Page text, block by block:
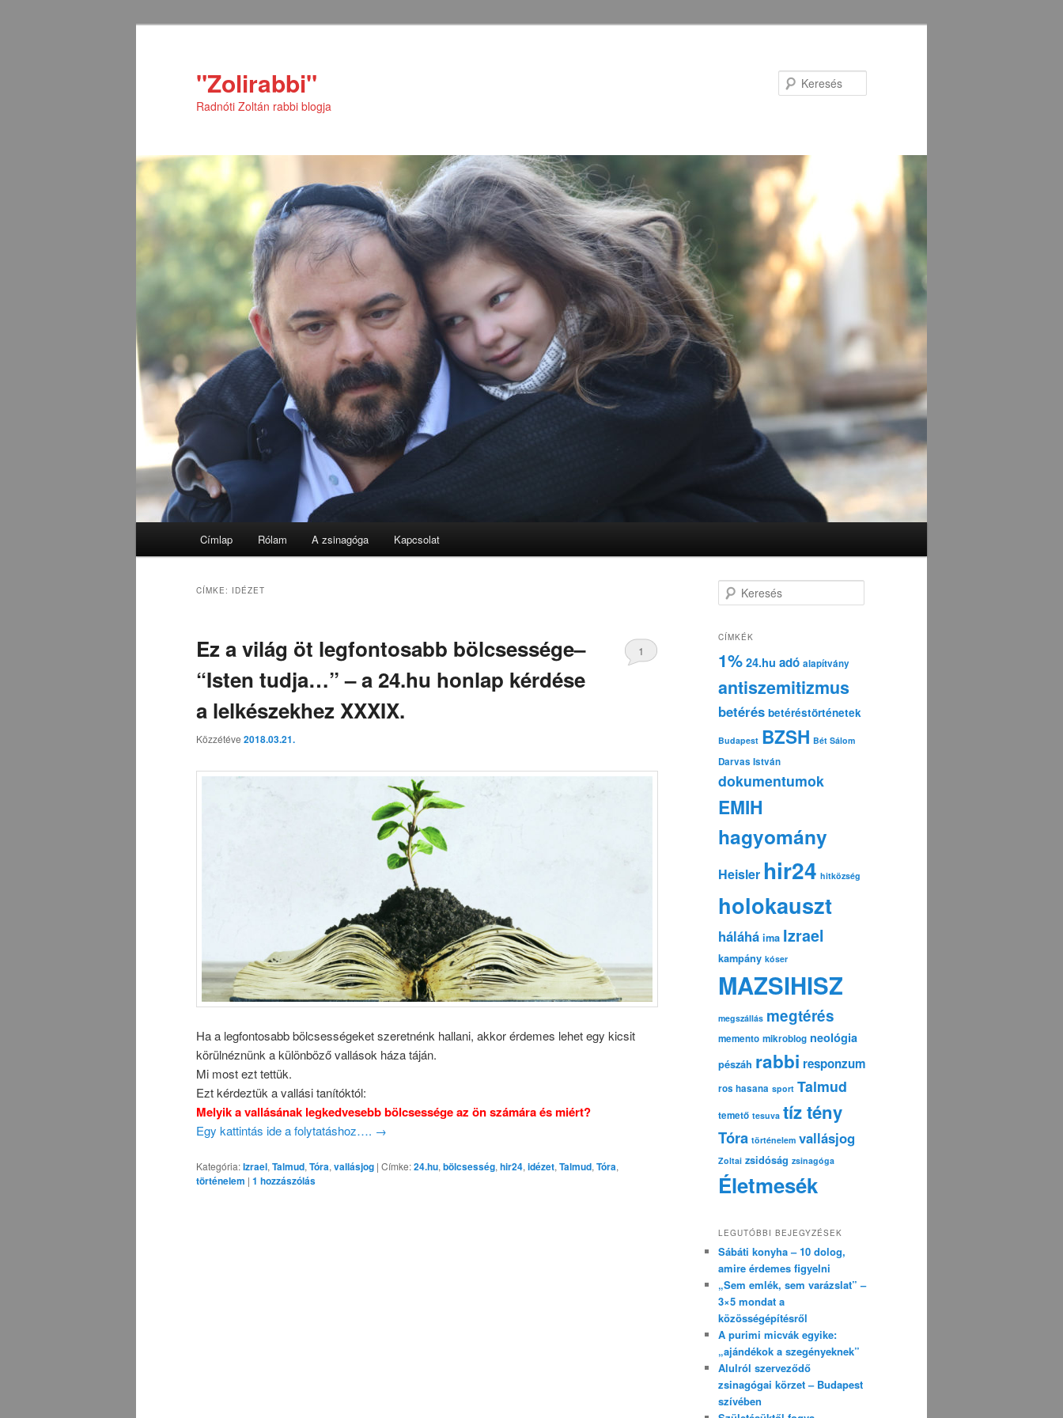
"Zolirabbi"
Radnóti Zoltán rabbi blogja
Címlap Rólam A zsinagóga Kapcsolat
CÍMKE: IDÉZET
Ez a világ öt legfontosabb bölcsessége–
“Isten tudja…” – a 24.hu honlap kérdése
a lelkészekhez XXXIX.
Közzétéve 2018.03.21.
1
Ha a legfontosabb bölcsességeket szeretnénk hallani, akkor érdemes lehet egy kicsit
körülnéznünk a különböző vallások háza táján.
Mi most ezt tettük.
Ezt kérdeztük a vallási tanítóktól:
Melyik a vallásának legkedvesebb bölcsessége az ön számára és miért?
Egy kattintás ide a folytatáshoz…. →
Kategória:Izrael, Talmud, Tóra, vallásjog | Címke:24.hu, bölcsesség, hir24, idézet, Talmud, Tóra,
történelem | 1 hozzászólás
e
e
é
CÍMKÉK
1% 24.hu adó alapítvány
antiszemitizmus
betérés betéréstörténetek
Budapest BZSH Bét Sálom
Darvas István
dokumentumok
EMIH
hagyomány
Heisler hir24 hitközség
holokauszt
háláhá ima Izrael
kampány kóser
MAZSIHISZ
megszállás megtérés
memento mikroblog neológia
pészáh rabbi responzum
ros hasana sport Talmud
temető tesuva tíz tény
Tóra történelem vallásjog
Zoltai zsidóság zsinagóga
Életmesék
LEGUTÓBBI BEJEGYZÉSEK
Sábáti konyha – 10 dolog,
amire érdemes figyelni
„Sem emlék, sem varázslat” –
3×5 mondat a
közösségépítésről
A purimi micvák egyike:
„ajándékok a szegényeknek”
Alulról szerveződő
zsinagógai körzet – Budapest
szívében